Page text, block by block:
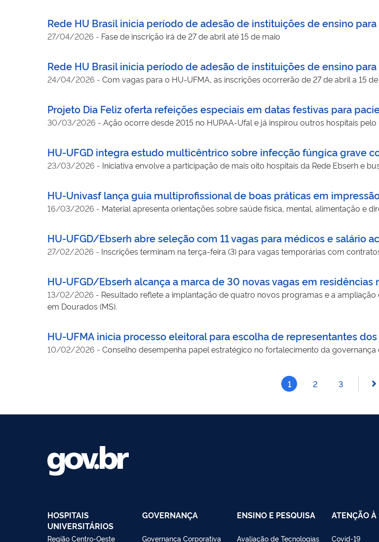
Rede HU Brasil inicia período de adesão de instituições de ensino
27/04/2026 - Fase de inscrição irá de 27 de abril até 15 de maio
Rede HU Brasil inicia período de adesão de instituições de ensino
24/04/2026 - Com vagas para o HU-UFMA, as inscrições ocorrerão de 27 de abril a 15
Projeto Dia Feliz oferta refeições especiais em datas festivas para
30/03/2026 - Ação ocorre desde 2015 no HUPAA-Ufal e já inspirou outros hospitais pelo
HU-UFGD integra estudo multicêntrico sobre infecção fúngica grave
23/03/2026 - Iniciativa envolve a participação de mais oito hospitais da Rede Ebserh e
HU-Univasf lança guia multiprofissional de boas práticas em
16/03/2026 - Material apresenta orientações sobre saúde física, mental, alimentação e
HU-UFGD/Ebserh abre seleção com 11 vagas para médicos e salário
27/02/2026 - Inscrições terminam na terça-feira (3) para vagas temporárias com
HU-UFGD/Ebserh alcança a marca de 30 novas vagas em
13/02/2026 - Resultado reflete a implantação de quatro novos programas e a
em Dourados (MS).
HU-UFMA inicia processo eleitoral para escolha de representantes
10/02/2026 - Conselho desempenha papel estratégico no fortalecimento da governança
1 2 3
HOSPITAIS
UNIVERSITÁRIOS
Região Centro-Oeste
GOVERNANÇA
Governança Corporativa
ENSINO E PESQUISA
Avaliação de Tecnologias
ATENÇÃO À
Covid-19